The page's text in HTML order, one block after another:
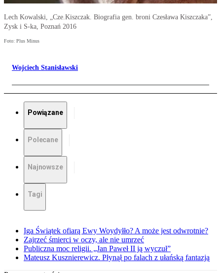
Lech Kowalski, „Cze.Kiszczak. Biografia gen. broni Czesława Kiszczaka”,
Zysk i S-ka, Poznań 2016
Foto: Plus Minus
Wojciech Stanisławski
Powiązane
Polecane
Najnowsze
Tagi
Iga Świątek ofiarą Ewy Woydyłło? A może jest odwrotnie?
Zajrzeć śmierci w oczy, ale nie umrzeć
Publiczna moc religii. „Jan Paweł II ją wyczuł”
Mateusz Kusznierewicz. Płynął po falach z ułańską fantazją